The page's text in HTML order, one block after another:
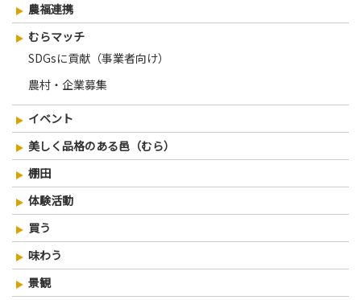
ー
シ
農福連携
むらマッチ
SDGsに貢献（事業者向け）
農村・企業募集
イベント
美しく品格のある邑（むら）
棚田
体験活動
買う
味わう
景観